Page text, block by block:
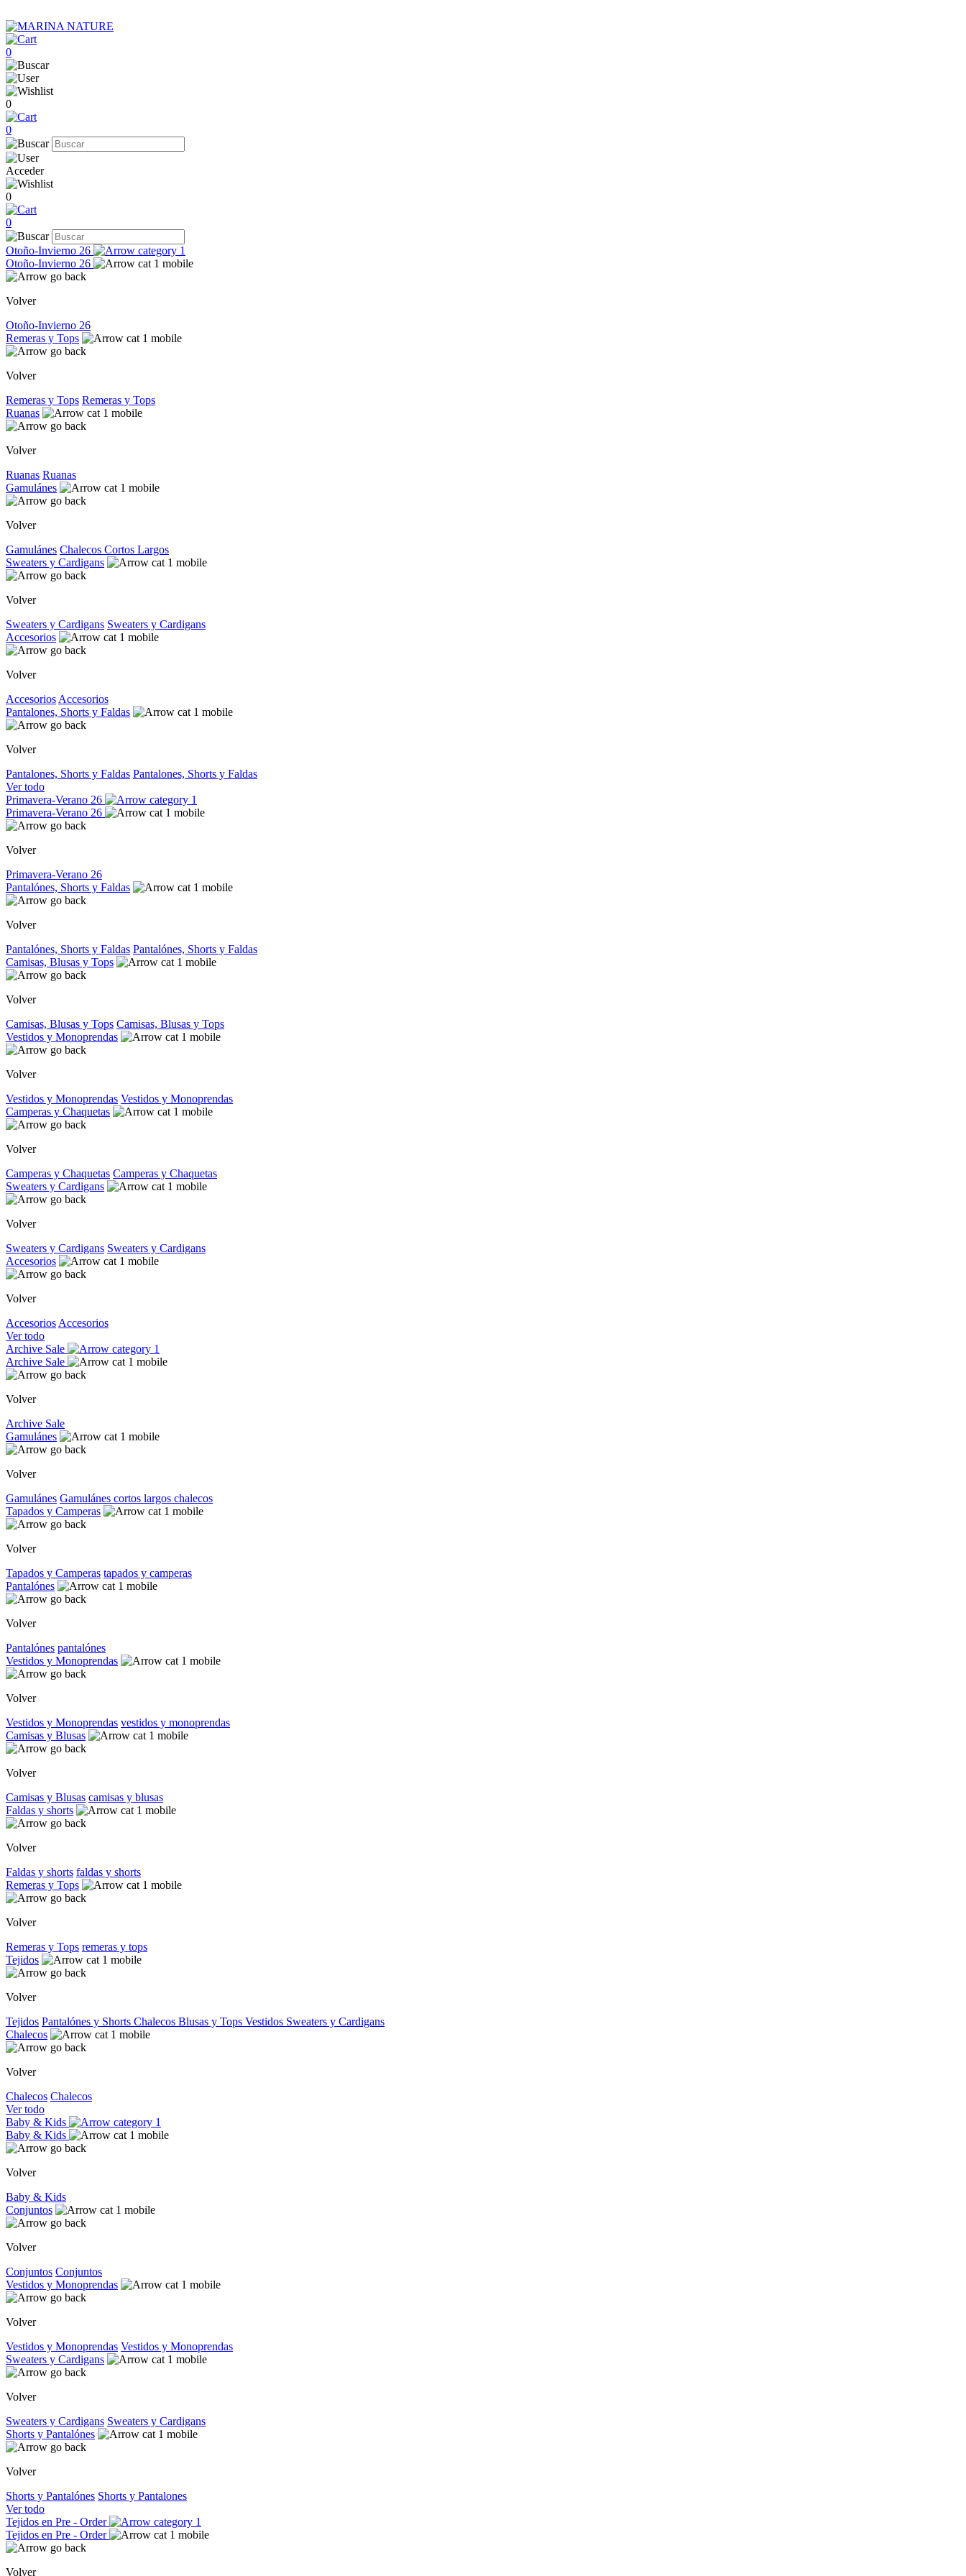
0
0
0
Acceder
0
0
Otoño-Invierno 26
Otoño-Invierno 26
Volver
Otoño-Invierno 26
Remeras y Tops
Volver
Remeras y Tops Remeras y Tops
Ruanas
Volver
Ruanas Ruanas
Gamulánes
Volver
Gamulánes Chalecos Cortos Largos
Sweaters y Cardigans
Volver
Sweaters y Cardigans Sweaters y Cardigans
Accesorios
Volver
Accesorios Accesorios
Pantalones, Shorts y Faldas
Volver
Pantalones, Shorts y Faldas Pantalones, Shorts y Faldas
Ver todo
Primavera-Verano 26
Primavera-Verano 26
Volver
Primavera-Verano 26
Pantalónes, Shorts y Faldas
Volver
Pantalónes, Shorts y Faldas Pantalónes, Shorts y Faldas
Camisas, Blusas y Tops
Volver
Camisas, Blusas y Tops Camisas, Blusas y Tops
Vestidos y Monoprendas
Volver
Vestidos y Monoprendas Vestidos y Monoprendas
Camperas y Chaquetas
Volver
Camperas y Chaquetas Camperas y Chaquetas
Sweaters y Cardigans
Volver
Sweaters y Cardigans Sweaters y Cardigans
Accesorios
Volver
Accesorios Accesorios
Ver todo
Archive Sale
Archive Sale
Volver
Archive Sale
Gamulánes
Volver
Gamulánes Gamulánes cortos largos chalecos
Tapados y Camperas
Volver
Tapados y Camperas tapados y camperas
Pantalónes
Volver
Pantalónes pantalónes
Vestidos y Monoprendas
Volver
Vestidos y Monoprendas vestidos y monoprendas
Camisas y Blusas
Volver
Camisas y Blusas camisas y blusas
Faldas y shorts
Volver
Faldas y shorts faldas y shorts
Remeras y Tops
Volver
Remeras y Tops remeras y tops
Tejidos
Volver
Tejidos Pantalónes y Shorts Chalecos Blusas y Tops Vestidos Sweaters y Cardigans
Chalecos
Volver
Chalecos Chalecos
Ver todo
Baby & Kids
Baby & Kids
Volver
Baby & Kids
Conjuntos
Volver
Conjuntos Conjuntos
Vestidos y Monoprendas
Volver
Vestidos y Monoprendas Vestidos y Monoprendas
Sweaters y Cardigans
Volver
Sweaters y Cardigans Sweaters y Cardigans
Shorts y Pantalónes
Volver
Shorts y Pantalónes Shorts y Pantalones
Ver todo
Tejidos en Pre - Order
Tejidos en Pre - Order
Volver